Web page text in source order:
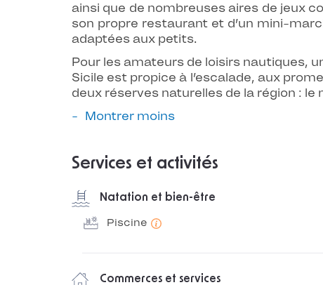
ainsi que de nombreuses aires de jeux
son propre restaurant et d’un mini-
adaptées aux petits.
Pour les amateurs de loisirs nautiques,
Sicile est propice à l’escalade, aux
deux réserves naturelles de la région : le
Montrer moins
Services et activités
Natation et bien-être
Piscine
Commerces et services